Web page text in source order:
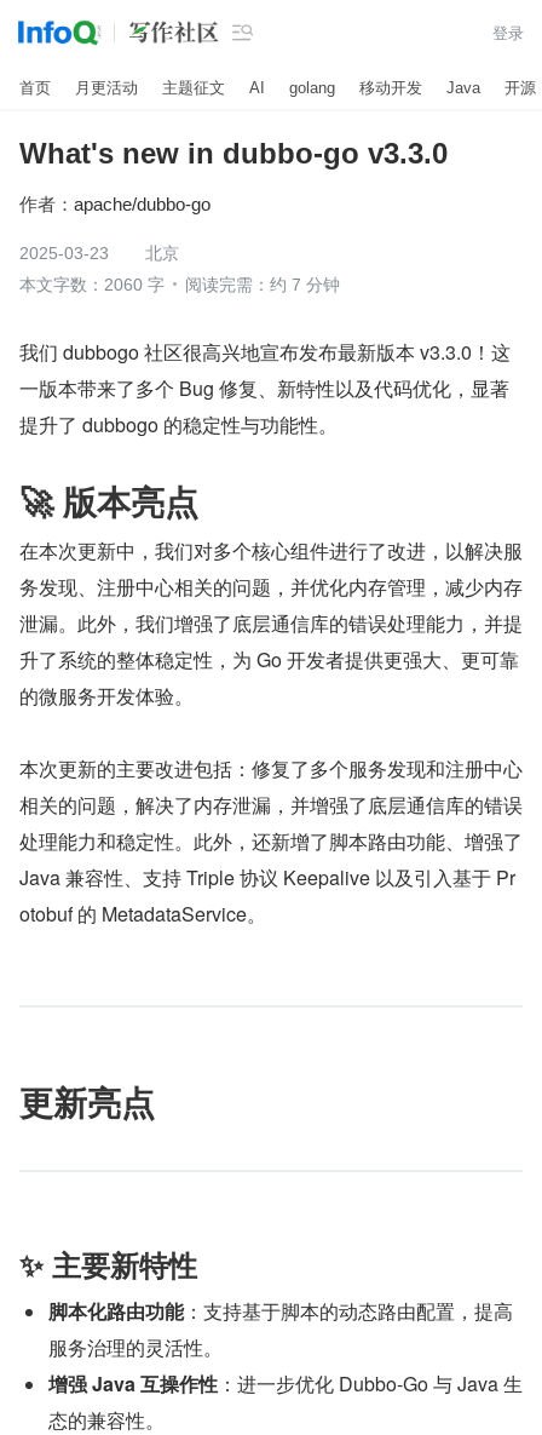
 登录
首页 月更活动 主题征文 AI golang 移动开发 Java 开源
What's new in dubbo-go v3.3.0
作者： apache/dubbo-go
2025-03-23
北京
本文字数：2060 字
阅读完需：约 7 分钟
我们 dubbogo 社区很高兴地宣布发布最新版本 v3.3.0！这
一版本带来了多个 Bug 修复、新特性以及代码优化，显著
提升了 dubbogo 的稳定性与功能性。
🚀 版本亮点
在本次更新中，我们对多个核心组件进行了改进，以解决服
务发现、注册中心相关的问题，并优化内存管理，减少内存
泄漏。此外，我们增强了底层通信库的错误处理能力，并提
升了系统的整体稳定性，为 Go 开发者提供更强大、更可靠
的微服务开发体验。
本次更新的主要改进包括：修复了多个服务发现和注册中心
相关的问题，解决了内存泄漏，并增强了底层通信库的错误
处理能力和稳定性。此外，还新增了脚本路由功能、增强了
Java 兼容性、支持 Triple 协议 Keepalive 以及引入基于 Pr
otobuf 的 MetadataService。
更新亮点
✨ 主要新特性
脚本化路由功能：支持基于脚本的动态路由配置，提高
服务治理的灵活性。
增强 Java 互操作性 ：进一步优化 Dubbo-Go 与 Java 生
态的兼容性。